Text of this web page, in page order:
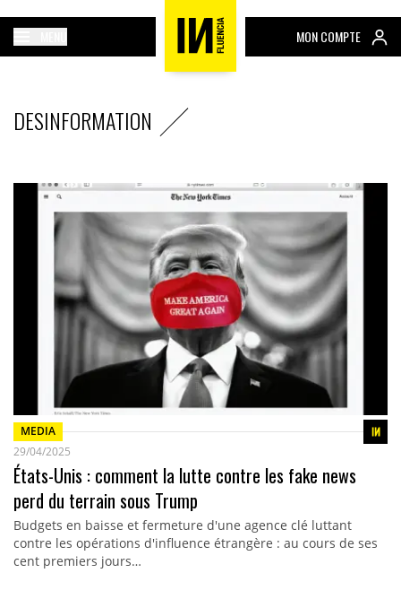
MON COMPTE
DESINFORMATION
MEDIA
29/04/2025
États-Unis : comment la lutte contre les fake news
perd du terrain sous Trump
Budgets en baisse et fermeture d'une agence clé luttant
contre les opérations d'influence étrangère : au cours de ses
cent premiers jours…